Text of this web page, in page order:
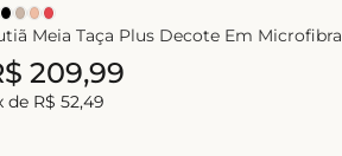
Meia Taça Plus Decote Em Microfibra
209,99
de R$ 52,49